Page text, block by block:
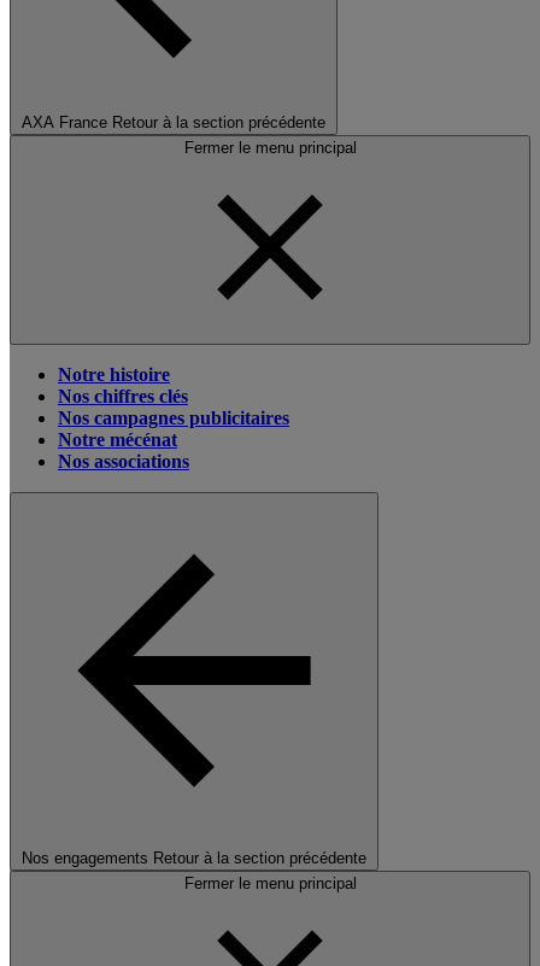
AXA France Retour à la section précédente
Fermer le menu principal
Notre histoire
Nos chiffres clés
Nos campagnes publicitaires
Notre mécénat
Nos associations
Nos engagements Retour à la section précédente
Fermer le menu principal